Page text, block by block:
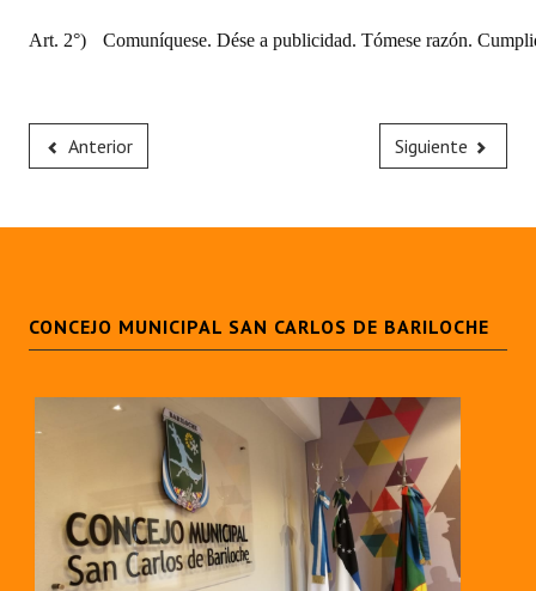
Art. 2°) Comuníquese. Dése a publicidad. Tómese razón.
Anterior Siguiente
CONCEJO MUNICIPAL SAN CARLOS DE BARILOCHE